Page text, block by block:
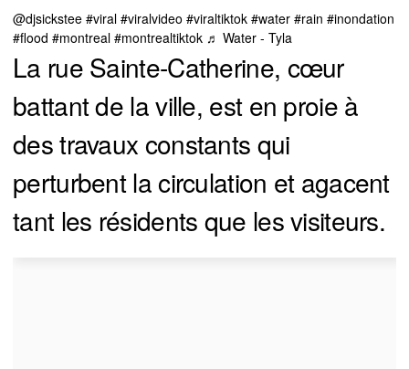
@djsickstee #viral #viralvideo #viraltiktok #water #rain #inondation
#flood #montreal #montrealtiktok ♬ Water - Tyla
La rue Sainte-Catherine, cœur
battant de la ville, est en proie à
des travaux constants qui
perturbent la circulation et agacent
tant les résidents que les visiteurs.